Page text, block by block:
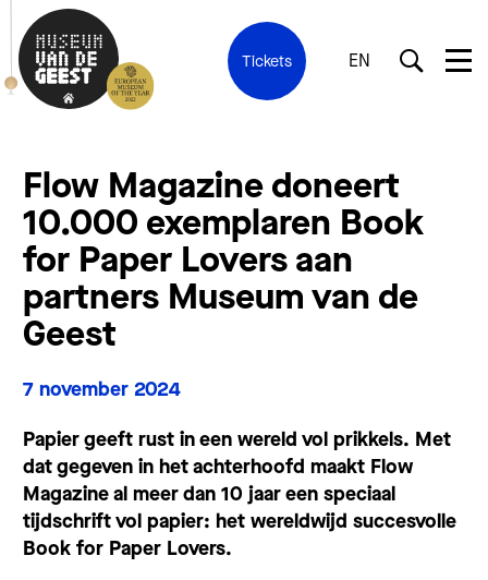
Tickets EN
Flow Magazine doneert
10.000 exemplaren Book
for Paper Lovers aan
partners Museum van de
Geest
7 november 2024
Papier geeft rust in een wereld vol prikkels. Met
dat gegeven in het achterhoofd maakt Flow
Magazine al meer dan 10 jaar een speciaal
tijdschrift vol papier: het wereldwijd succesvolle
Book for Paper Lovers.